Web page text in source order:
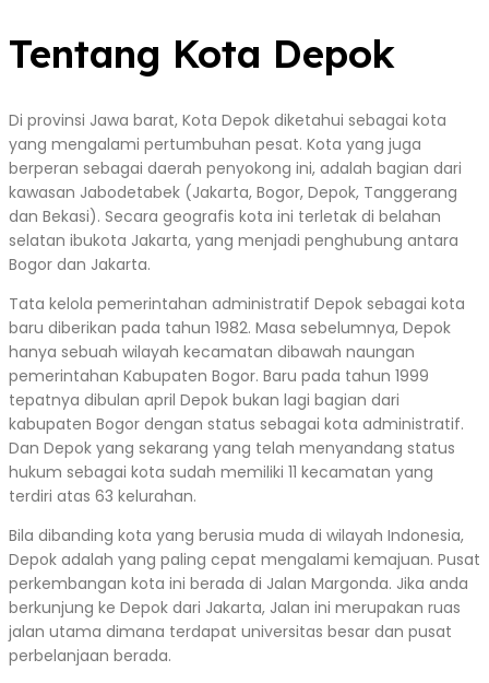
Tentang Kota Depok
Di provinsi Jawa barat, Kota Depok diketahui sebagai kota
yang mengalami pertumbuhan pesat. Kota yang juga
berperan sebagai daerah penyokong ini, adalah bagian dari
kawasan Jabodetabek (Jakarta, Bogor, Depok, Tanggerang
dan Bekasi). Secara geografis kota ini terletak di belahan
selatan ibukota Jakarta, yang menjadi penghubung antara
Bogor dan Jakarta.
Tata kelola pemerintahan administratif Depok sebagai kota
baru diberikan pada tahun 1982. Masa sebelumnya, Depok
hanya sebuah wilayah kecamatan dibawah naungan
pemerintahan Kabupaten Bogor. Baru pada tahun 1999
tepatnya dibulan april Depok bukan lagi bagian dari
kabupaten Bogor dengan status sebagai kota administratif.
Dan Depok yang sekarang yang telah menyandang status
hukum sebagai kota sudah memiliki 11 kecamatan yang
terdiri atas 63 kelurahan.
Bila dibanding kota yang berusia muda di wilayah Indonesia,
Depok adalah yang paling cepat mengalami kemajuan. Pusat
perkembangan kota ini berada di Jalan Margonda. Jika anda
berkunjung ke Depok dari Jakarta, Jalan ini merupakan ruas
jalan utama dimana terdapat universitas besar dan pusat
perbelanjaan berada.